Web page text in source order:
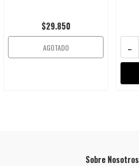
$29.850
AGOTADO -
Sobre Nosotros